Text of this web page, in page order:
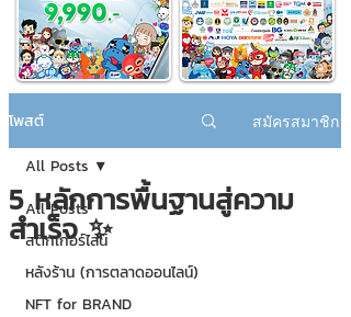
โพสต์ สมัครสมาชิก
All Posts
สติกเกอร์ไลน์
หลังร้าน (การตลาดออนไลน์)
NFT for BRAND
All Posts
5 หลักการพื้นฐานสู่ความ
สำเร็จ ✨